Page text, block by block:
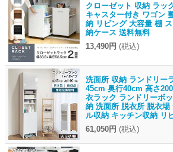
クローゼット 収納 ラッ
キャスター付き ワゴン
納 リビング 大容量 棚
納ケース 送料無料
13,490円 (税込)
洗面所 収納 ランドリー
45cm 奥行40cm 高さ
衣ラック ランドリーボ
納 洗面所 脱衣所 脱衣場
ル収納 キッチン収納 リ
61,050円 (税込)